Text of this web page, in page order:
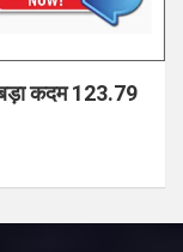
कदम 123.79